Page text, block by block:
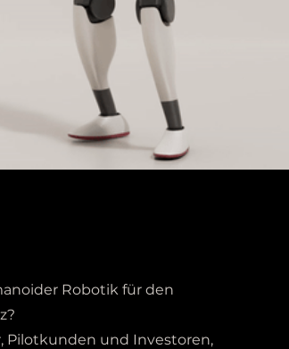
Robotik für den
Pilotkunden und Investoren,